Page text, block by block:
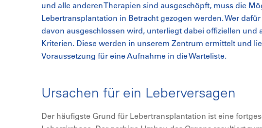
und alle anderen Therapien sind ausgeschöpft, muss die
Lebertransplantation in Betracht gezogen werden. Wer
davon ausgeschlossen wird, unterliegt dabei offiziellen und
Kriterien. Diese werden in unserem Zentrum ermittelt und
Voraussetzung für eine Aufnahme in die Warteliste.
Ursachen für ein Leberversagen
Der häufigste Grund für Lebertransplantation ist eine